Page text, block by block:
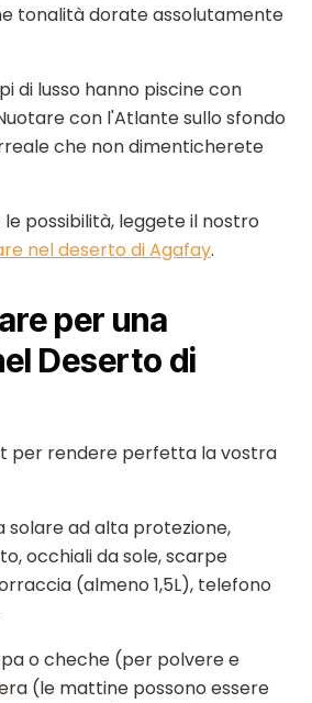
tonalità dorate assolutamente
di lusso hanno piscine con
con l'Atlante sullo sfondo
che non dimenticherete
possibilità, leggete il nostro
nel deserto di Agafay.
per una
Deserto di
per rendere perfetta la vostra
solare ad alta protezione,
occhiali da sole, scarpe
(almeno 1,5L), telefono
o cheche (per polvere e
(le mattine possono essere